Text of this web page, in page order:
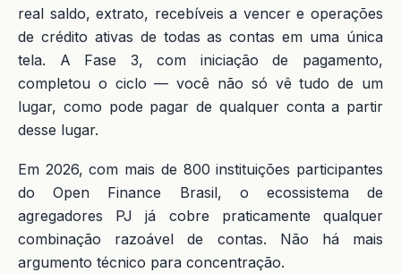
real saldo, extrato, recebíveis a vencer e operações
de crédito ativas de todas as contas em uma única
tela. A Fase 3, com iniciação de pagamento,
completou o ciclo — você não só vê tudo de um
lugar, como pode pagar de qualquer conta a partir
desse lugar.
Em 2026, com mais de 800 instituições participantes
do Open Finance Brasil, o ecossistema de
agregadores PJ já cobre praticamente qualquer
combinação razoável de contas. Não há mais
argumento técnico para concentração.